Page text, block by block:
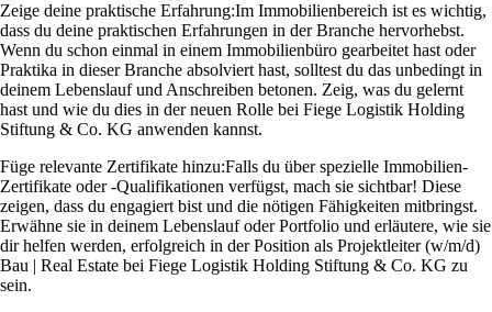
Zeige deine praktische Erfahrung:Im Immobilienbereich ist es wichtig,
dass du deine praktischen Erfahrungen in der Branche hervorhebst.
Wenn du schon einmal in einem Immobilienbüro gearbeitet hast oder
Praktika in dieser Branche absolviert hast, solltest du das unbedingt in
deinem Lebenslauf und Anschreiben betonen. Zeig, was du gelernt
hast und wie du dies in der neuen Rolle bei Fiege Logistik Holding
Stiftung & Co. KG anwenden kannst.
Füge relevante Zertifikate hinzu:Falls du über spezielle Immobilien-
Zertifikate oder -Qualifikationen verfügst, mach sie sichtbar! Diese
zeigen, dass du engagiert bist und die nötigen Fähigkeiten mitbringst.
Erwähne sie in deinem Lebenslauf oder Portfolio und erläutere, wie sie
dir helfen werden, erfolgreich in der Position als Projektleiter (w/m/d)
Bau | Real Estate bei Fiege Logistik Holding Stiftung & Co. KG zu
sein.